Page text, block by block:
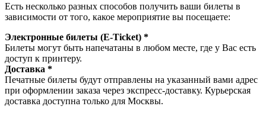
Есть несколько разных способов получить ваши билеты в
зависимости от того, какое мероприятие вы посещаете:
Электронные билеты (E-Ticket) *
Билеты могут быть напечатаны в любом месте, где у Вас есть
доступ к принтеру.
Доставка *
Печатные билеты будут отправлены на указанный вами адрес
при оформлении заказа через экспресс-доставку. Курьерская
доставка доступна только для Москвы.